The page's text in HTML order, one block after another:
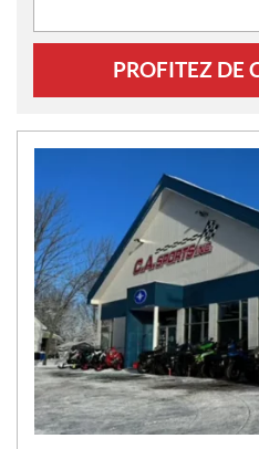
PROFITEZ DE
O
U
V
E
L
L
E
S